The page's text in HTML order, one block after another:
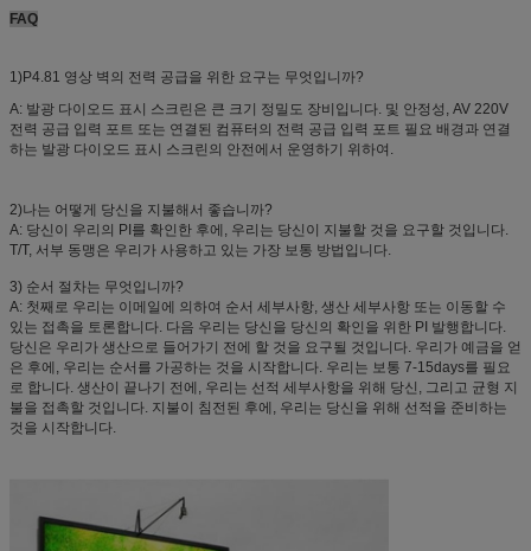
FAQ
1)P4.81 영상 벽의 전력 공급을 위한 요구는 무엇입니까?
A: 발광 다이오드 표시 스크린은 큰 크기 정밀도 장비입니다. 및 안정성, AV 220V
전력 공급 입력 포트 또는 연결된 컴퓨터의 전력 공급 입력 포트 필요 배경과 연결
하는 발광 다이오드 표시 스크린의 안전에서 운영하기 위하여.
2)나는 어떻게 당신을 지불해서 좋습니까?
A: 당신이 우리의 PI를 확인한 후에, 우리는 당신이 지불할 것을 요구할 것입니다.
T/T, 서부 동맹은 우리가 사용하고 있는 가장 보통 방법입니다.
3) 순서 절차는 무엇입니까?
A: 첫째로 우리는 이메일에 의하여 순서 세부사항, 생산 세부사항 또는 이동할 수
있는 접촉을 토론합니다. 다음 우리는 당신을 당신의 확인을 위한 PI 발행합니다.
당신은 우리가 생산으로 들어가기 전에 할 것을 요구될 것입니다. 우리가 예금을 얻
은 후에, 우리는 순서를 가공하는 것을 시작합니다. 우리는 보통 7-15days를 필요
로 합니다. 생산이 끝나기 전에, 우리는 선적 세부사항을 위해 당신, 그리고 균형 지
불을 접촉할 것입니다. 지불이 침전된 후에, 우리는 당신을 위해 선적을 준비하는
것을 시작합니다.